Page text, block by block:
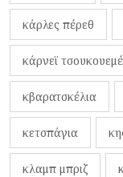
κάρλες πέρεθ
κάρνεϊ
κβαρατσκέλια
κετσπάγια
κλαμπ μπριζ